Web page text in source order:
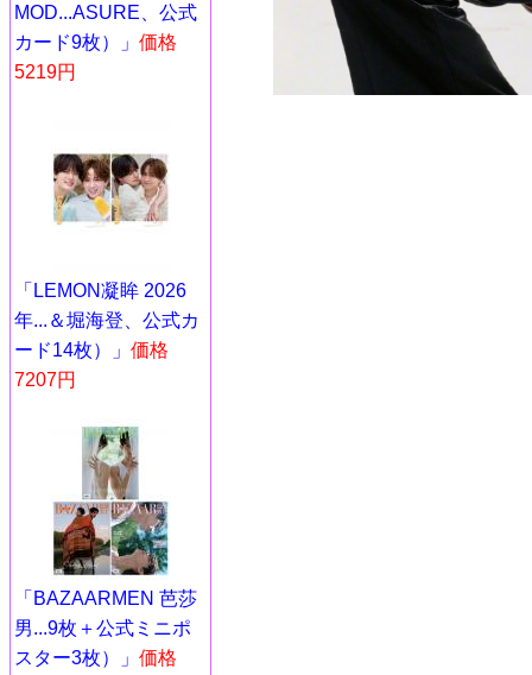
MOD...ASURE、公式
カード9枚）」 価格
5219円
「LEMON凝眸 2026
年...＆堀海登、公式カ
ード14枚）」 価格
7207円
「BAZAARMEN 芭莎
男...9枚＋公式ミニポ
スター3枚）」 価格